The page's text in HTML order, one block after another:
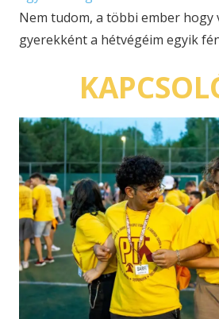
Nem tudom, a többi ember hogy
gyerekként a hétvégéim egyik